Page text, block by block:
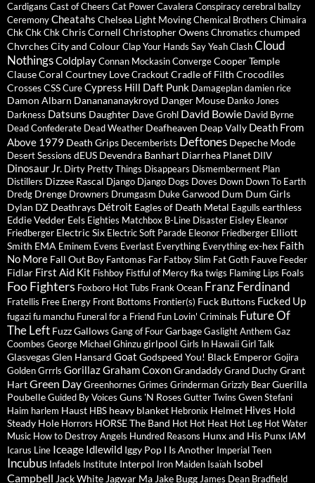
Cardigans Cast of Cheers Cat PowerCavalera Conspiracycerebral ballzy
CeremonyCheatahs Chelsea Light MovingChemical Brothers Chimaira
Chk Chk ChkChris Cornell Christopher OwensChromatics chumped
ChvrchesCity and ColourClap Your Hands Say YeahClashCloud
NothingsColdplayConnan MockasinConvergeCooper Temple
ClauseCoral Courtney LoveCrackoutCradle of Filth Crocodiles
CrossesCSSCureCypress Hill Daft Punk Damageplandamien rice
Damon Albarn Dananananaykroyd Danger Mouse Danko Jones
Darkness Datsuns Daughter Dave Grohl David Bowie David Byrne
Dead Confederate Dead Weather Deafheaven Deap Vally Death From
Above 1979 Death Grips Decemberists Deftones Depeche Mode
Desert Sessions dEUS Devendra Banhart Diarrhea Planet DIIV
Dinosaur Jr. Dirty Pretty Things Disappears Dismemberment Plan
Distillers Dizzee Rascal Django Django Dogs Doves Down Down To Earth
Dredg Drenge Drowners Drumgasm Duke Garwood Dum Dum Girls
Dylan DZ Deathrays Détroit Eagles of Death Metal Eagulls earthless
Eddie Vedder Eels Eighties Matchbox B-Line Disaster Eisley Eleanor
Friedberger Electric Six Electric Soft Parade Eleonor Friedberger Elliott
Smith EMA Eminem Evens Everlast Everything Everythingex-hex Faith
No More Fall Out Boy Fantomas Far Fatboy Slim Fat Goth Fauve Feeder
Fidlar First Aid Kit Fishboy Fistful of Mercyfka twigs Flaming Lips Foals
Foo Fighters Foxboro Hot Tubs Frank Ocean Franz Ferdinand
Fratellis Free Energy Front Bottoms Frontier(s) Fuck Buttons Fucked Up
fugazifu manchu Funeral for a Friend Fun Lovin' Criminals Future Of
The Left FuzzGallowsGang of FourGarbageGaslight Anthem Gaz
Coombes George MichaelGhinzugirlpool Girls In HawaiiGirl Talk
GlasvegasGlen Hansard Goat Godspeed You! Black EmperorGojira
Golden Grrrls GorillazGraham CoxonGrandaddyGrand DuchyGrant
HartGreen DayGreenhornes Grimes GrindermanGrizzly BearGuerilla
PoubelleGuided By Voices Guns 'N RosesGutter Twins Gwen Stefani
Haim harlem Haust HBS heavy blanket Hebronix Helmet Hives Hold
Steady Hole Horrors HORSE The Band Hot Hot Heat Hot Leg Hot Water
Music How to Destroy Angels Hundred Reasons Hunx and His Punx IAM
Icarus Line Iceage Idlewild Iggy Pop I Is Another Imperial Teen
Incubus Infadels Institute Interpol Iron Maiden Isaïah Isobel
Campbell Jack White Jagwar Ma Jake Bugg James Dean Bradfield